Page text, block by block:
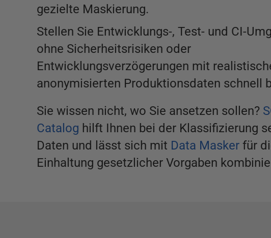
gezielte Maskierung.
Stellen Sie Entwicklungs-, Test- und CI-
ohne Sicherheitsrisiken oder
Entwicklungsverzögerungen mit
anonymisierten Produktionsdaten schnell
Sie wissen nicht, wo Sie ansetzen sollen?
Catalog hilft Ihnen bei der Klassifizierung
Daten und lässt sich mit Data Masker für
Einhaltung gesetzlicher Vorgaben